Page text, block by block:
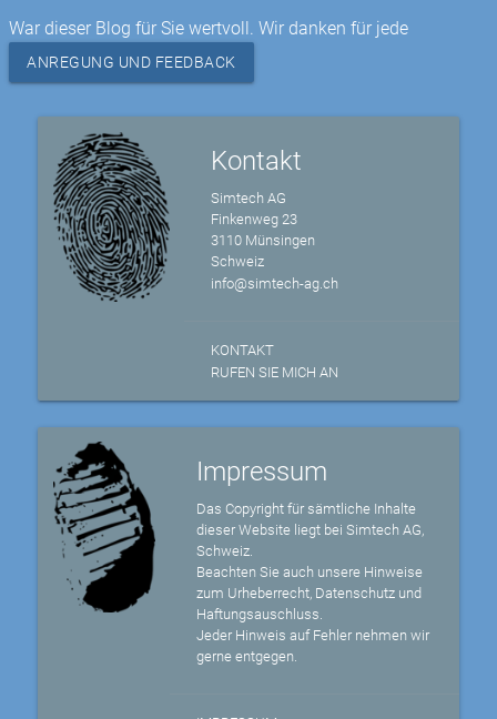
War dieser Blog für Sie wertvoll. Wir danken für jede
ANREGUNG UND FEEDBACK
Kontakt
Simtech AG
Finkenweg 23
3110 Münsingen
Schweiz
info@simtech-ag.ch
KONTAKT
RUFEN SIE MICH AN
Impressum
Das Copyright für sämtliche Inhalte
dieser Website liegt bei Simtech AG,
Schweiz.
Beachten Sie auch unsere Hinweise
zum Urheberrecht, Datenschutz und
Haftungsauschluss.
Jeder Hinweis auf Fehler nehmen wir
gerne entgegen.